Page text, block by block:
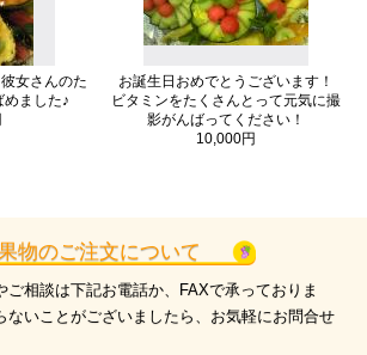
女さんのた
ました♪
お誕生日おめでとうございます！
ビタミンをたくさんとって元気に撮
影がんばってください！
10,000円
物のご注文について
ご相談は下記お電話か、FAXで承っておりま
ないことがございましたら、お気軽にお問合せ